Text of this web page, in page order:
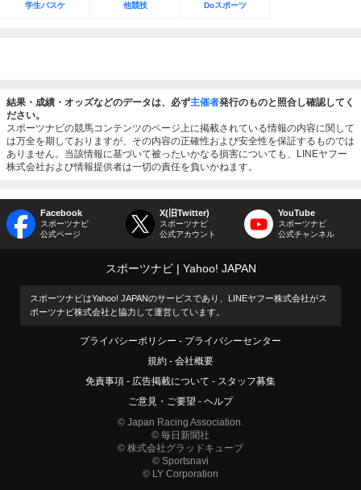
学生バスケ 他競技 Doスポーツ
結果・成績・オッズなどのデータは、必ず主催者発行のものと照合し確認してく
ださい。
スポーツナビの競馬コンテンツのページ上に掲載されている情報の内容に関して
は万全を期しておりますが、その内容の正確性および安全性を保証するものでは
ありません。当該情報に基づいて被ったいかなる損害についても、LINEヤフー
株式会社および情報提供者は一切の責任を負いかねます。
Facebook
スポーツナビ
公式ページ
X(旧Twitter)
スポーツナビ
公式アカウント
YouTube
スポーツナビ
公式チャンネル
スポーツナビ Yahoo! JAPAN
スポーツナビはYahoo! JAPANのサービスであり、LINEヤフー株式会社がス
ポーツナビ株式会社と協力して運営しています。
プライバシーポリシー
プライバシーセンター
規約
会社概要
免責事項
広告掲載について
スタッフ募集
ご意見・ご要望
ヘルプ
© Japan Racing Association.
© 毎日新聞社
© 株式会社グラッドキューブ
© Sportsnavi
© LY Corporation